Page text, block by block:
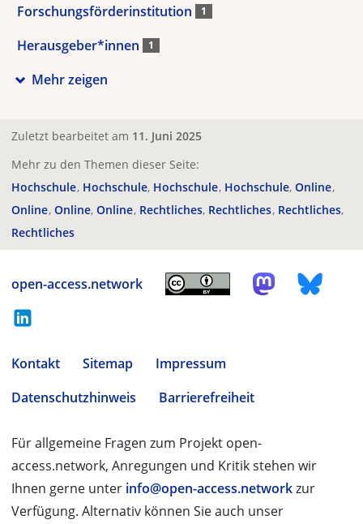
Forschungsförderinstitution 1
Herausgeber*innen 1
Mehr zeigen
Zuletzt bearbeitet am 11. Juni 2025
Mehr zu den Themen dieser Seite:
Hochschule Hochschule Hochschule Hochschule Online
Online Online Online Rechtliches Rechtliches Rechtliches
Rechtliches
open-access.network
Kontakt Sitemap
Impressum
Datenschutzhinweis
Barrierefreiheit
Für allgemeine Fragen zum Projekt open-
access.network, Anregungen und Kritik stehen wir
Ihnen gerne unter info@open-access.networkzur
Verfügung. Alternativ können Sie auch unser